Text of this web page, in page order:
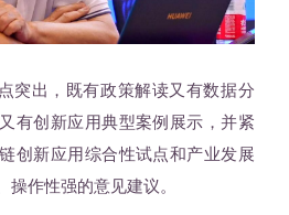
突出，既有政策解读又有数据分
有创新应用典型案例展示，并紧
创新应用综合性试点和产业发展
操作性强的意见建议。